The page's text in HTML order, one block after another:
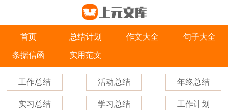
首页 总结计划 作文大全 句子大全
条据信函 实用范文
工作总结 活动总结 年终总结
实习总结 学习总结 工作计划